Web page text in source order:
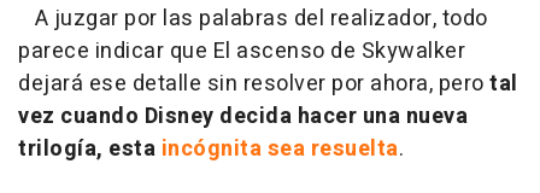
A juzgar por las palabras del realizador, todo
parece indicar que El ascenso de Skywalker
dejará ese detalle sin resolver por ahora, perotal
vez cuando Disney decida hacer una nueva
trilogía, esta incógnita sea resuelta.